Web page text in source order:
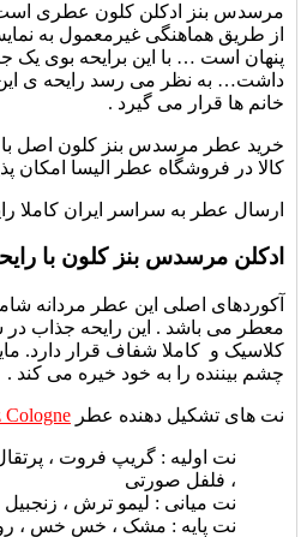
مرسدس بنز ادکلن کلون عطری است
از طریق هماهنگی غیرمعمول به
پنهان است … با این برایحه بوی یک
داشت… به نظر می رسد رایحه ی
خانم ها قرار می گیرد .
خرید عطر مرسدس بنز کلون اصل
کالا در فروشگاه عطر الیسا امکان
ارسال عطر به سراسر ایران کاملا
ادکلن مرسدس بنز کلون با
آکوردهای اصلی این عطر مردانه
معطر می باشد . این رایحه جذاب در
کلاسیک و کاملا شفاف قرار دارد.
چشم بیننده را به خود خیره می کند .
نت های تشکیل دهنده عطر Cologne
نت اولیه : گریپ فروت ، پرتقال
، فلفل صورتی
نت میانی : لیمو ترش ، زنجبیل
نت پایه : مشک ، خس خس ،